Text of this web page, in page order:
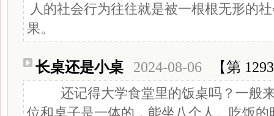
人的社会行为往往就是被一根根无形的
果。
长桌还是小桌 2024-08-06 【第
还记得大学食堂里的饭桌吗？一般来
位和桌子是一体的，能坐八个人。吃饭